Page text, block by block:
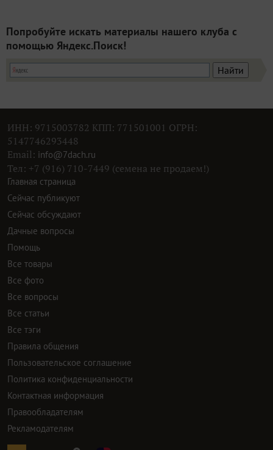
Попробуйте искать материалы нашего клуба с
помощью Яндекс.Поиск!
ИНН: 9715003782 КПП: 771501001 ОГРН:
5147746293448
Email: info@7dach.ru
Тел: +7 (916) 710-7449 (семена не продаем!)
Главная страница
Сейчас публикуют
Сейчас обсуждают
Дачные вопросы
Помощь
Все товары
Все фото
Все вопросы
Все статьи
Все тэги
Правила общения
Пользовательское соглашение
Политика конфиденциальности
Контактная информация
Правообладателям
Рекламодателям